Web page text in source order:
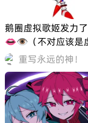
鹅圈虚拟歌姬发力
👄👁（不对应该是
歌刺猬（我不行了索
EXE没有一个专属的
以只能这样了）
重写永远的神！